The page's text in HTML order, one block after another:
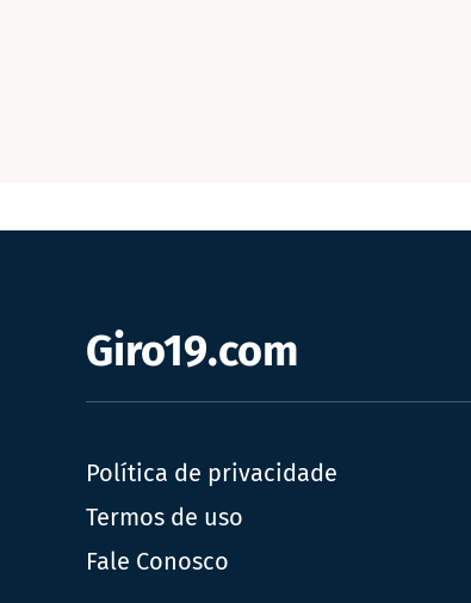
Giro19.com
Política de privacidade
Termos de uso
Fale Conosco